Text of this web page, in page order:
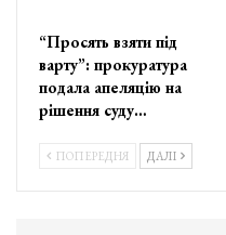
“Просять взяти під
варту”: прокуратура
подала апеляцію на
рішення суду…
ПОПЕРЕДНЯ ДАЛІ